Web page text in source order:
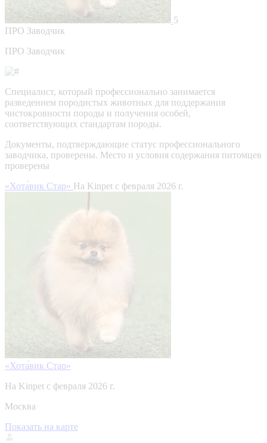
5
ПРО Заводчик
ПРО Заводчик
Специалист, который профессионально занимается
разведением породистых животных для поддержания
чистокровности породы и получения особей,
соответствующих стандартам породы.
Документы, подтверждающие статус профессионального
заводчика, проверены. Место и условия содержания питомцев
проверены
«Хота́вик Стар» На Kinpet c февраля 2026 г.
«Хота́вик Стар»
На Kinpet c февраля 2026 г.
Москва
Показать на карте